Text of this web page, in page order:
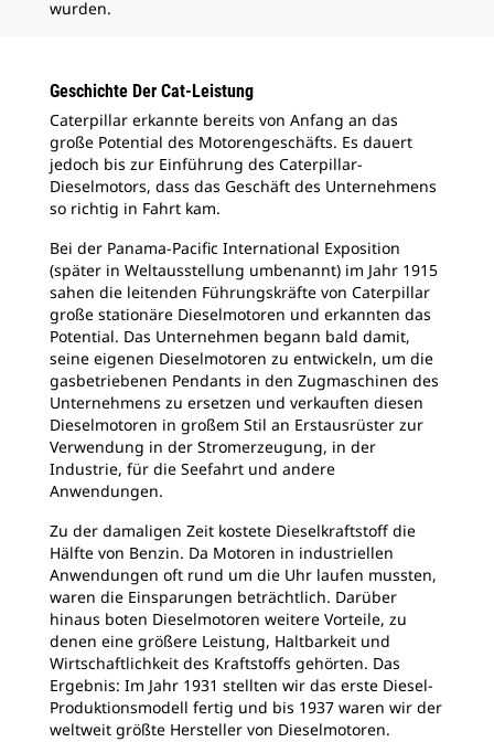
wurden.
Geschichte Der Cat-Leistung
Caterpillar erkannte bereits von Anfang an das
große Potential des Motorengeschäfts. Es dauert
jedoch bis zur Einführung des Caterpillar-
Dieselmotors, dass das Geschäft des Unternehmens
so richtig in Fahrt kam.
Bei der Panama-Pacific International Exposition
(später in Weltausstellung umbenannt) im Jahr 1915
sahen die leitenden Führungskräfte von Caterpillar
große stationäre Dieselmotoren und erkannten das
Potential. Das Unternehmen begann bald damit,
seine eigenen Dieselmotoren zu entwickeln, um die
gasbetriebenen Pendants in den Zugmaschinen des
Unternehmens zu ersetzen und verkauften diesen
Dieselmotoren in großem Stil an Erstausrüster zur
Verwendung in der Stromerzeugung, in der
Industrie, für die Seefahrt und andere
Anwendungen.
Zu der damaligen Zeit kostete Dieselkraftstoff die
Hälfte von Benzin. Da Motoren in industriellen
Anwendungen oft rund um die Uhr laufen mussten,
waren die Einsparungen beträchtlich. Darüber
hinaus boten Dieselmotoren weitere Vorteile, zu
denen eine größere Leistung, Haltbarkeit und
Wirtschaftlichkeit des Kraftstoffs gehörten. Das
Ergebnis: Im Jahr 1931 stellten wir das erste Diesel-
Produktionsmodell fertig und bis 1937 waren wir der
weltweit größte Hersteller von Dieselmotoren.